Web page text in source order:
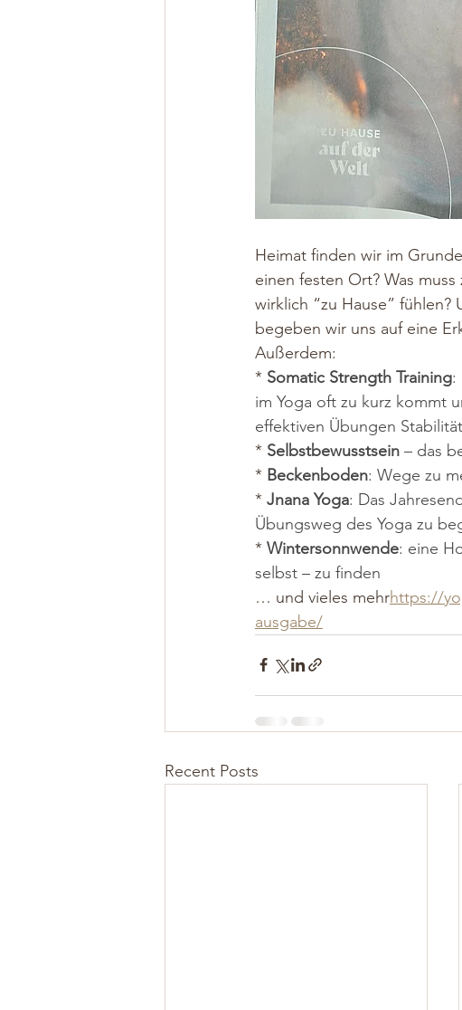
Heimat finden wir im
einen festen Ort? Was
wirklich “zu Hause” fühlen?
begeben wir uns auf eine
Außerdem:
* Somatic Strength Training:
im Yoga oft zu kurz kommt
effektiven Übungen
* Selbstbewusstsein – das
* Beckenboden: Wege zu
* Jnana Yoga: Das
Übungsweg des Yoga zu
* Wintersonnwende: eine
selbst – zu finden
… und vieles mehrhttps://
ausgabe/
Recent Posts